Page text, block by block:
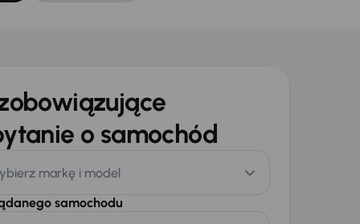
o samochód
markę i model
samochodu